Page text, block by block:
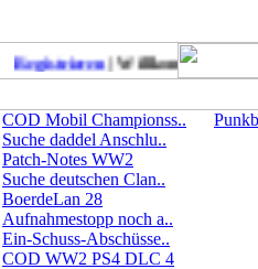
Registrieren| Willkommen auf
COD Mobil Championss..
Suche daddel Anschlu..
Patch-Notes WW2
Suche deutschen Clan..
BoerdeLan 28
Aufnahmestopp noch a..
Ein-Schuss-Abschüsse..
COD WW2 PS4 DLC 4